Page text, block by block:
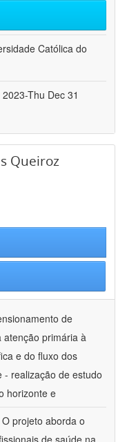
Católica do
Thu Dec 31
Queiroz
de
atenção primária à
e do fluxo dos
- realização de estudo
horizonte e
projeto aborda o